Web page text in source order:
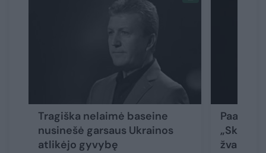
Tragiška nelaimė baseine
nusinešė garsaus Ukrainos
atlikėjo gyvybę